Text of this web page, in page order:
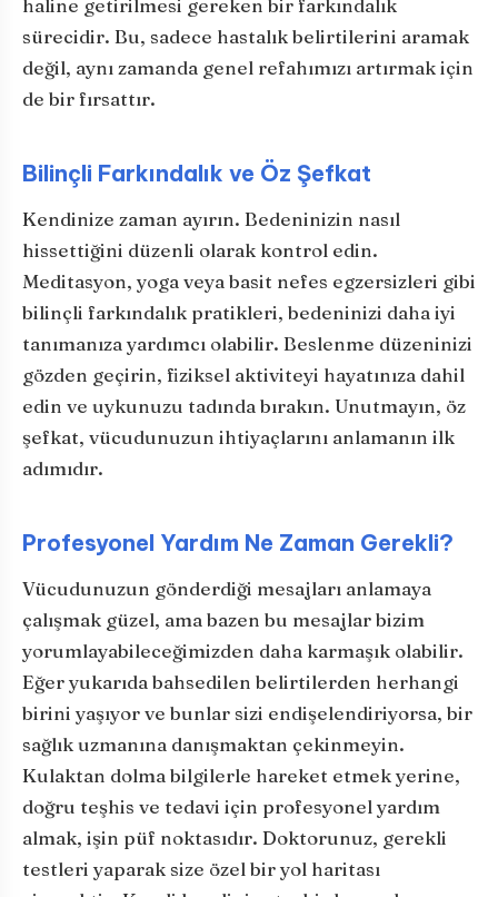
haline getirilmesi gereken bir farkındalık
sürecidir. Bu, sadece hastalık belirtilerini aramak
değil, aynı zamanda genel refahımızı artırmak için
de bir fırsattır.
Bilinçli Farkındalık ve Öz Şefkat
Kendinize zaman ayırın. Bedeninizin nasıl
hissettiğini düzenli olarak kontrol edin.
Meditasyon, yoga veya basit nefes egzersizleri gibi
bilinçli farkındalık pratikleri, bedeninizi daha iyi
tanımanıza yardımcı olabilir. Beslenme düzeninizi
gözden geçirin, fiziksel aktiviteyi hayatınıza dahil
edin ve uykunuzu tadında bırakın. Unutmayın, öz
şefkat, vücudunuzun ihtiyaçlarını anlamanın ilk
adımıdır.
Profesyonel Yardım Ne Zaman Gerekli?
Vücudunuzun gönderdiği mesajları anlamaya
çalışmak güzel, ama bazen bu mesajlar bizim
yorumlayabileceğimizden daha karmaşık olabilir.
Eğer yukarıda bahsedilen belirtilerden herhangi
birini yaşıyor ve bunlar sizi endişelendiriyorsa, bir
sağlık uzmanına danışmaktan çekinmeyin.
Kulaktan dolma bilgilerle hareket etmek yerine,
doğru teşhis ve tedavi için profesyonel yardım
almak, işin püf noktasıdır. Doktorunuz, gerekli
testleri yaparak size özel bir yol haritası